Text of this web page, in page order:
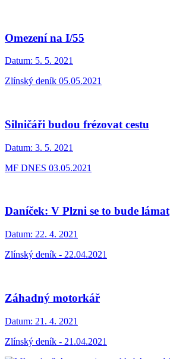
Omezení na I/55
Datum: 5. 5. 2021
Zlínský deník 05.05.2021
Silničáři budou frézovat cestu
Datum: 3. 5. 2021
MF DNES 03.05.2021
Daníček: V Plzni se to bude lámat
Datum: 22. 4. 2021
Zlínský deník - 22.04.2021
Záhadný motorkář
Datum: 21. 4. 2021
Zlínský deník - 21.04.2021